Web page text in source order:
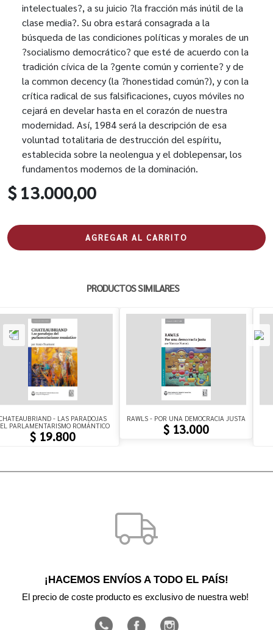
intelectuales?, a su juicio ?la fracción más inútil de la
clase media?. Su obra estará consagrada a la
búsqueda de las condiciones políticas y morales de un
?socialismo democrático? que esté de acuerdo con la
tradición cívica de la ?gente común y corriente? y de
la common decency (la ?honestidad común?), y con la
crítica radical de sus falsificaciones, cuyos móviles no
cejará en develar hasta en el corazón de nuestra
modernidad. Así, 1984 será la descripción de esa
voluntad totalitaria de destrucción del espíritu,
establecida sobre la neolengua y el doblepensar, los
fundamentos modernos de la dominación.
$ 13.000,00
AGREGAR AL CARRITO
PRODUCTOS SIMILARES
- LAS PARADOJAS
PARLAMENTARISMO ROMÁNTICO
$ 19.800
RAWLS - POR UNA DEMOCRACIA JUSTA
$ 13.000
¡HACEMOS ENVÍOS A TODO EL PAÍS!
El precio de coste producto es exclusivo de nuestra web!